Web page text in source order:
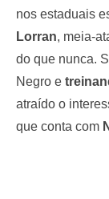
nos estaduais
Lorran, meia-
do que nunca.
Negro e
atraído o
que conta com